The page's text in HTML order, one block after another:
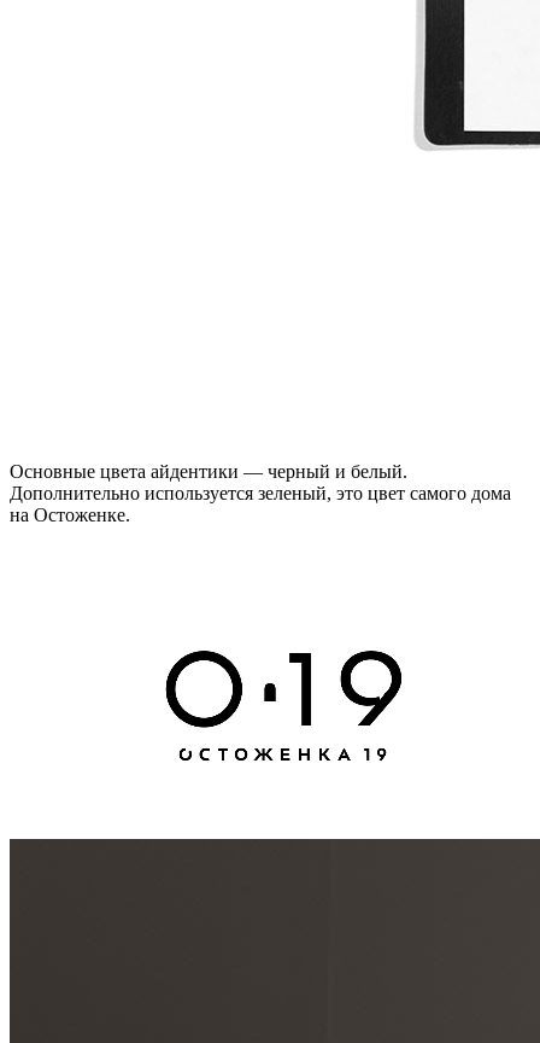
Основные цвета айдентики — черный и белый.
Дополнительно используется зеленый, это цвет самого дома
на Остоженке.